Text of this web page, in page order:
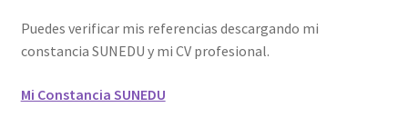
Puedes verificar mis referencias descargando mi
constancia SUNEDU y mi CV profesional.
Mi Constancia SUNEDU